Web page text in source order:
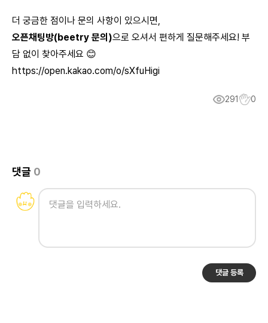
더 궁금한 점이나 문의 사항이 있으시면,
오픈채팅방(beetry 문의)으로 오셔서 편하게 질문해주세요! 부
담 없이 찾아주세요 😊
https://open.kakao.com/o/sXfuHigi
291 0
댓글 0
댓글 등록